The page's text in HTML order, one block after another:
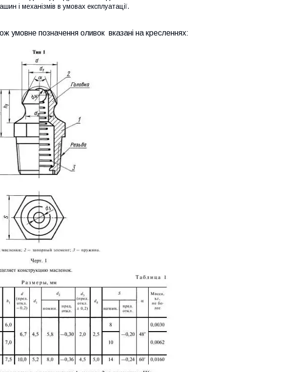
і механізмів в умовах експлуатації.
умовне позначення оливок вказані на кресленнях: